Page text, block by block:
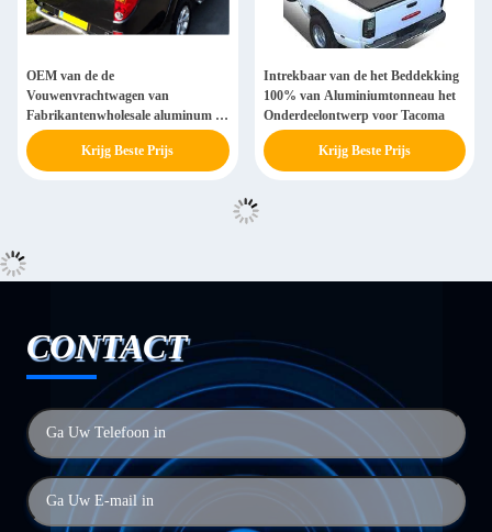
OEM van de de
Vouwenvrachtwagen van
Fabrikantenwholesale aluminum tri
het Beddekking 10 Minuten
Gemakkelijke Installatie voor Hilux
Revo
Krijg Beste Prijs
Intrekbaar van de het Beddekking
100% van Aluminiumtonneau het
Onderdeelontwerp voor Tacoma
Krijg Beste Prijs
CONTACT